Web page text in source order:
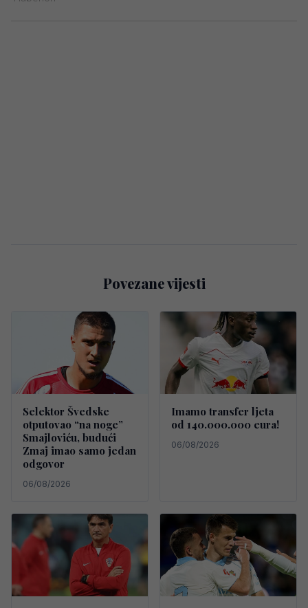
Povezane vijesti
Selektor Švedske
otputovao “na noge”
Smajloviću, budući
Zmaj imao samo jedan
odgovor
06/08/2026
Imamo transfer ljeta
od 140.000.000 eura!
06/08/2026